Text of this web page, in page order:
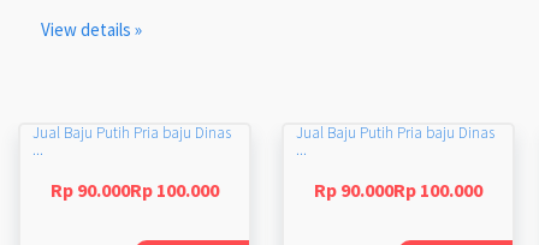
View details »
Jual Baju Putih Pria baju Dinas
...
Rp 90.000Rp 100.000
Jual Baju Putih Pria baju Dinas
...
Rp 90.000Rp 100.000